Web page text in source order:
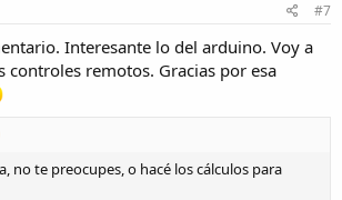
#7
Interesante lo del arduino. Voy a
controles remotos. Gracias por esa
no te preocupes, o hacé los cálculos para